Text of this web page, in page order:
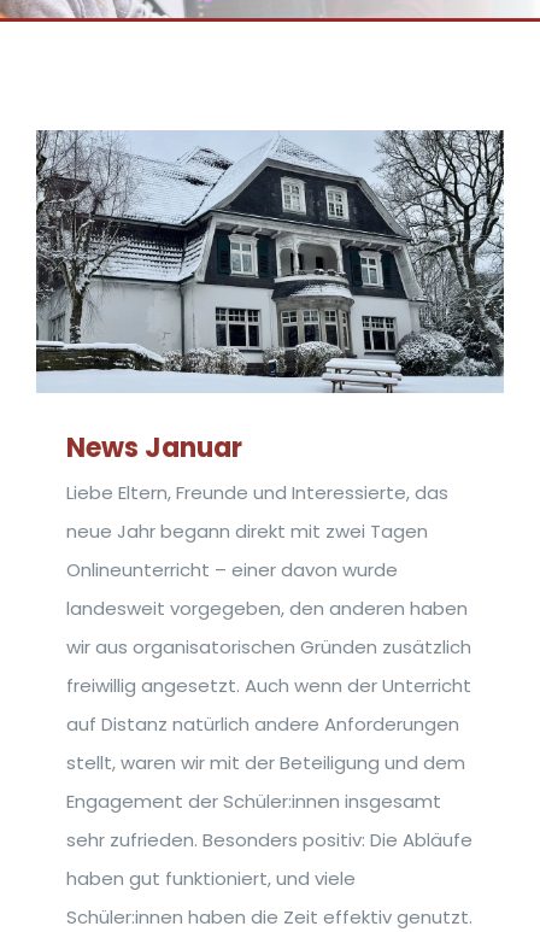
News Januar
Liebe Eltern, Freunde und Interessierte, das
neue Jahr begann direkt mit zwei Tagen
Onlineunterricht – einer davon wurde
landesweit vorgegeben, den anderen haben
wir aus organisatorischen Gründen zusätzlich
freiwillig angesetzt. Auch wenn der Unterricht
auf Distanz natürlich andere Anforderungen
stellt, waren wir mit der Beteiligung und dem
Engagement der Schüler:innen insgesamt
sehr zufrieden. Besonders positiv: Die Abläufe
haben gut funktioniert, und viele
Schüler:innen haben die Zeit effektiv genutzt.